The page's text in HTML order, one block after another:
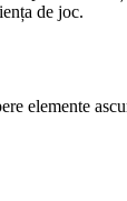
de joc.
elemente